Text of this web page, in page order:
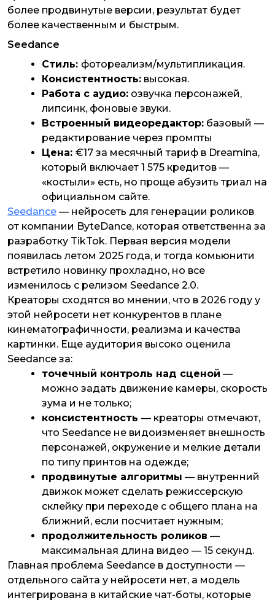
более продвинутые версии, результат будет
более качественным и быстрым.
Seedance
Стиль: фотореализм/мультипликация.
Консистентность: высокая.
Работа с аудио: озвучка персонажей,
липсинк, фоновые звуки.
Встроенный видеоредактор: базовый —
редактирование через промпты
Цена: €17 за месячный тариф в Dreamina,
который включает 1 575 кредитов —
«костыли» есть, но проще абузить триал на
официальном сайте.
Seedance — нейросеть для генерации роликов
от компании ByteDance, которая ответственна за
разработку TikTok. Первая версия модели
появилась летом 2025 года, и тогда комьюнити
встретило новинку прохладно, но все
изменилось с релизом Seedance 2.0.
Креаторы сходятся во мнении, что в 2026 году у
этой нейросети нет конкурентов в плане
кинематографичности, реализма и качества
картинки. Еще аудитория высоко оценила
Seedance за:
точечный контроль над сценой —
можно задать движение камеры, скорость
зума и не только;
консистентность — креаторы отмечают,
что Seedance не видоизменяет внешность
персонажей, окружение и мелкие детали
по типу принтов на одежде;
продвинутые алгоритмы — внутренний
движок может сделать режиссерскую
склейку при переходе с общего плана на
ближний, если посчитает нужным;
продолжительность роликов —
максимальная длина видео — 15 секунд.
Главная проблема Seedance в доступности —
отдельного сайта у нейросети нет, а модель
интегрирована в китайские чат-боты, которые